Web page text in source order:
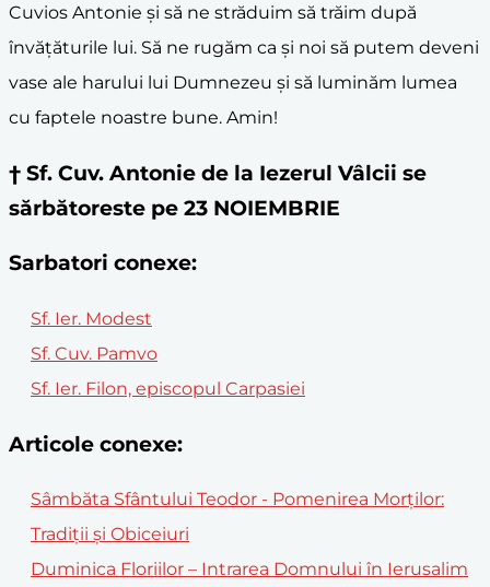
Cuvios Antonie și să ne străduim să trăim după
învățăturile lui. Să ne rugăm ca și noi să putem deveni
vase ale harului lui Dumnezeu și să luminăm lumea
cu faptele noastre bune. Amin!
† Sf. Cuv. Antonie de la Iezerul Vâlcii se
sărbătoreste pe 23 NOIEMBRIE
Sarbatori conexe:
Sf. Ier. Modest
Sf. Cuv. Pamvo
Sf. Ier. Filon, episcopul Carpasiei
Articole conexe:
Sâmbăta Sfântului Teodor - Pomenirea Morților:
Tradiții și Obiceiuri
Duminica Floriilor – Intrarea Domnului în Ierusalim